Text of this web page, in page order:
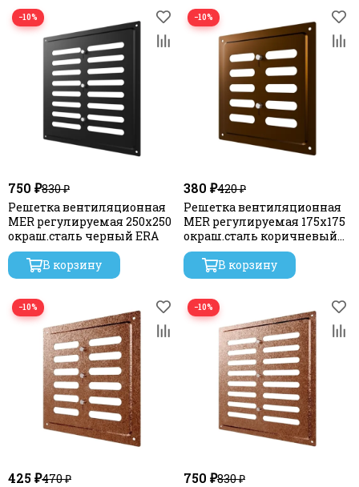
−10%
750 ₽830 ₽
Решетка вентиляционная
MER регулируемая 250х250
окраш.сталь черный ERA
В корзину
−10%
380 ₽420 ₽
Решетка вентиляционная
MER регулируемая 175х175
окраш.сталь коричневый
металлик ERA
В корзину
−10%
425 ₽470 ₽
−10%
750 ₽830 ₽